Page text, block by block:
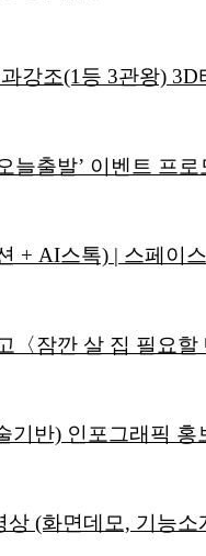
강조(1등 3관왕)
늘출발’ 이벤트 프로
+ AI스톡) | 스페이
〈잠깐 살 집 필요할
기반) 인포그래픽 홍
(화면데모, 기능소